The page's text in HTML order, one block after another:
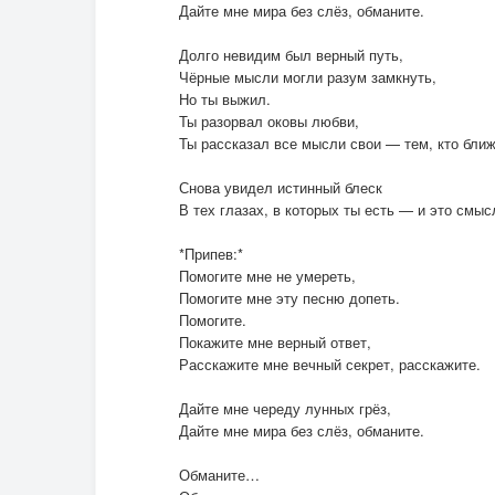
Дайте мне мира без слёз, обманите.
Долго невидим был верный путь,
Чёрные мысли могли разум замкнуть,
Но ты выжил.
Ты разорвал оковы любви,
Ты рассказал все мысли свои — тем, кто
Снова увидел истинный блеск
В тех глазах, в которых ты есть — и это
*Припев:*
Помогите мне не умереть,
Помогите мне эту песню допеть.
Помогите.
Покажите мне верный ответ,
Расскажите мне вечный секрет, расскажите.
Дайте мне череду лунных грёз,
Дайте мне мира без слёз, обманите.
Обманите…